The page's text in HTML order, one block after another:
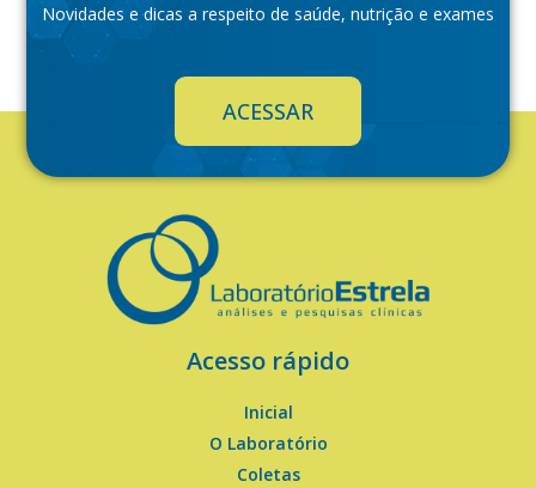
Novidades e dicas a respeito de saúde, nutrição e exames
ACESSAR
Acesso rápido
Inicial
O Laboratório
Coletas